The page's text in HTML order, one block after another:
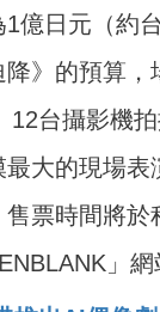
億日元（約
》的預算，
12台攝影機
大的現場表
票時間將於
」網